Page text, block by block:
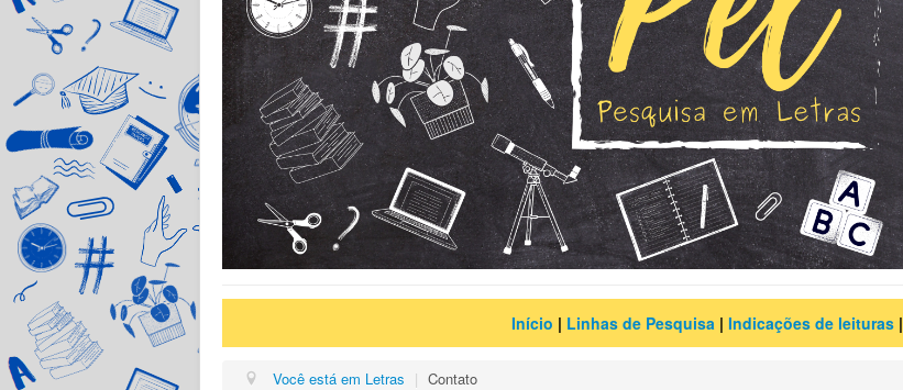
Início | Linhas de Pesquisa | Indicações de leituras|
Você está em Letras | Contato